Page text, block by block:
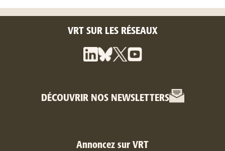
VRT SUR LES RÉSEAUX
DÉCOUVRIR NOS NEWSLETTERS
Annoncez sur VRT